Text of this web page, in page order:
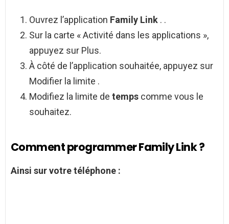
Ouvrez l’application Family Link . .
Sur la carte « Activité dans les applications »,
appuyez sur Plus.
À côté de l’application souhaitée, appuyez sur
Modifier la limite .
Modifiez la limite de temps comme vous le
souhaitez.
Comment programmer Family Link ?
Ainsi sur votre téléphone :